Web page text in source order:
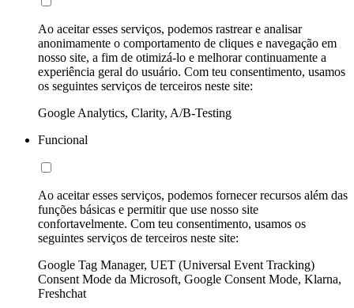
Ao aceitar esses serviços, podemos rastrear e analisar
anonimamente o comportamento de cliques e navegação em
nosso site, a fim de otimizá-lo e melhorar continuamente a
experiência geral do usuário. Com teu consentimento, usamos
os seguintes serviços de terceiros neste site:
Google Analytics, Clarity, A/B-Testing
Funcional
Ao aceitar esses serviços, podemos fornecer recursos além das
funções básicas e permitir que use nosso site
confortavelmente. Com teu consentimento, usamos os
seguintes serviços de terceiros neste site:
Google Tag Manager, UET (Universal Event Tracking)
Consent Mode da Microsoft, Google Consent Mode, Klarna,
Freshchat